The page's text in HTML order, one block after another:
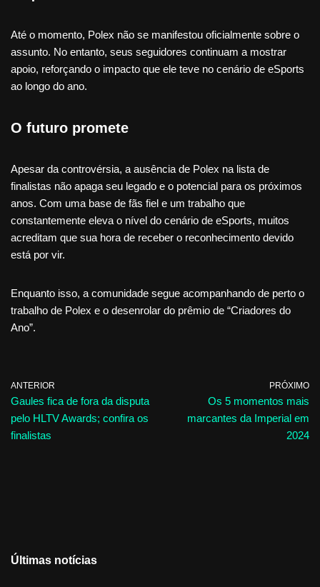
Até o momento, Polex não se manifestou oficialmente sobre o
assunto. No entanto, seus seguidores continuam a mostrar
apoio, reforçando o impacto que ele teve no cenário de eSports
ao longo do ano.
O futuro promete
Apesar da controvérsia, a ausência de Polex na lista de
finalistas não apaga seu legado e o potencial para os próximos
anos. Com uma base de fãs fiel e um trabalho que
constantemente eleva o nível do cenário de eSports, muitos
acreditam que sua hora de receber o reconhecimento devido
está por vir.
Enquanto isso, a comunidade segue acompanhando de perto o
trabalho de Polex e o desenrolar do prêmio de “Criadores do
Ano”.
ANTERIOR
Gaules fica de fora da disputa
pelo HLTV Awards; confira os
finalistas
PRÓXIMO
Os 5 momentos mais
marcantes da Imperial em
2024
Últimas notícias